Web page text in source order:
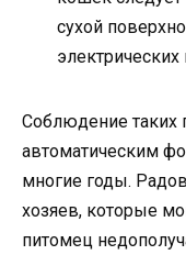
сухой
Соблюдение таких
автоматическим
многие годы.
хозяев, которые
питомец